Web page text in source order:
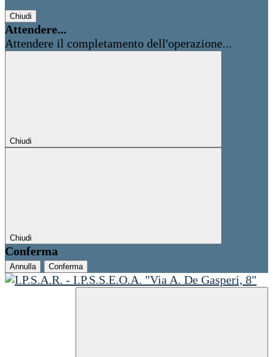
Chiudi
Attendere...
Attendere il completamento dell'operazione...
Chiudi
Chiudi
Conferma
Annulla Conferma